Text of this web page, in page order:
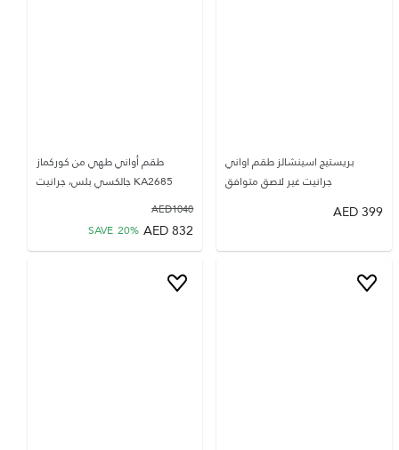
بريستيج اسينشالز طقم اواني
جرانيت غير لاصق متوافق
399
AED
طقم أواني طهي من كوركماز
KA2685 جالكسي بلس، جرانيت
1040
AED
832
AED
SAVE 20%